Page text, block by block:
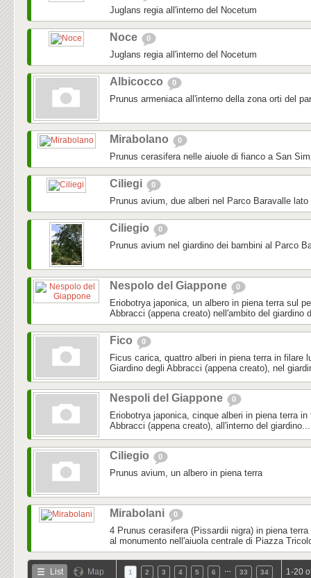
Juglans regia all'interno del Nocetum
Noce 0
Juglans regia all'interno del Nocetum
Albicocco 0
Prunus armeniaca all'interno della zona orti del
Mirabolano 0
Prunus cerasifera nelle aiuole di fianco a San
Ciliegi 0
Prunus avium, due alberi nel Parco Baravalle
Ciliegio 0
Prunus avium nel giardino dei bambini al Parco
Nespolo del Giappone 0
Eriobotrya japonica, un albero in piena terra sul
Abbracci (appena creato) nell'ambito del giardino
Fico 0
Ficus carica, quattro alberi in piena terra in filare
Giardino degli Abbracci (appena creato), nel
Nespoli del Giappone 0
Eriobotrya japonica, cinque alberi in piena terra
Abbracci (appena creato), all'interno del giardino...
Ciliegio 0
Prunus avium, un albero in piena terra
Mirabolani 0
4 Prunus cerasifera (Pissardii nigra) in piena
al monumento nell'aiuola centrale di Piazza
List Map 1 2 3 4 5 6 33 34 1-20